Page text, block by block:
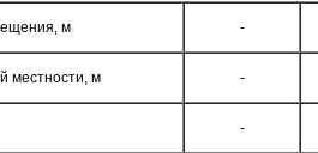
м -
местности, м -
-